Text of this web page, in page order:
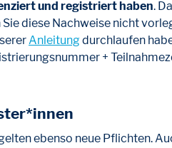
und registriert haben.
diese Nachweise nicht
Anleitungdurchlaufen
+
ebenso neue Pflichten.